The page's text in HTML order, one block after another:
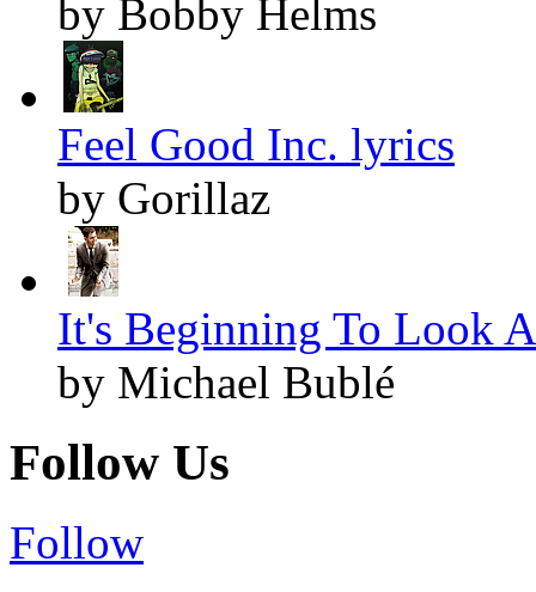
by Bobby Helms
Feel Good Inc. lyrics
by Gorillaz
It's Beginning To Look
by Michael Bublé
Follow Us
Follow